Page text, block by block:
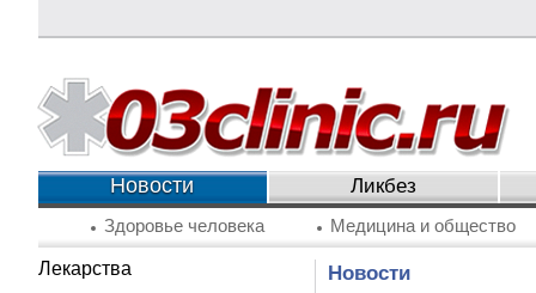
Новости Ликбез
Здоровье человека Медицина и общество
Лекарства
Новости